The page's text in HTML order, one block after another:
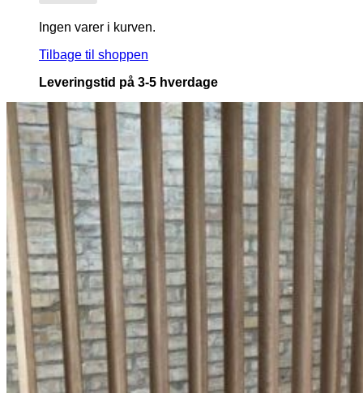
Ingen varer i kurven.
Tilbage til shoppen
Leveringstid på 3-5 hverdage
Pakken skal hentes inden 7 dage, da GLS sender den
tilbage til os. Der vil blive pålagt returfragt og ny fragt.,
hvis dette sker.